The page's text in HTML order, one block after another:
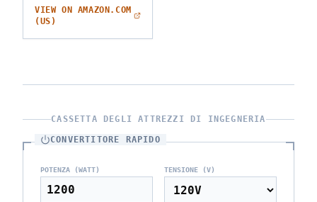
VIEW ON AMAZON.COM
(US)
CASSETTA DEGLI ATTREZZI DI INGEGNERIA
CONVERTITORE RAPIDO
POTENZA (WATT) TENSIONE (V)